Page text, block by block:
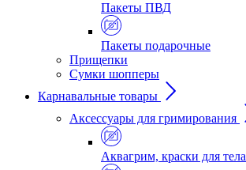
Пакеты ПВД
Пакеты подарочные
Прищепки
Сумки шопперы
Карнавальные товары
Аксессуары для гримирования
Аквагрим, краски для тела